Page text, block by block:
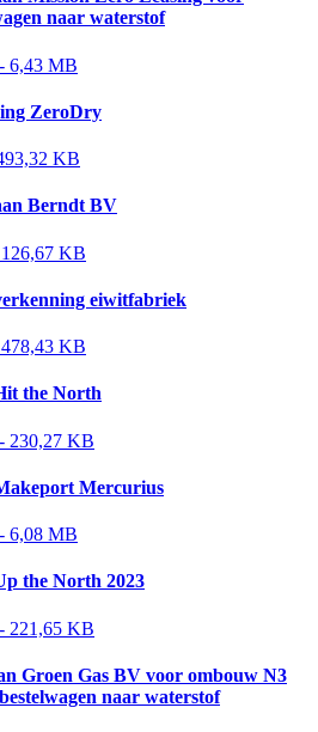
naar waterstof
6,43 MB
ZeroDry
KB
Berndt BV
KB
eiwitfabriek
KB
the North
230,27 KB
Mercurius
6,08 MB
the North 2023
221,65 KB
Groen Gas BV voor ombouw N3
naar waterstof